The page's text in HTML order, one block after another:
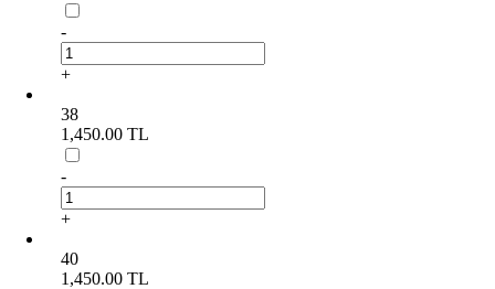
-
+
38
1,450.00 TL
-
+
40
1,450.00 TL